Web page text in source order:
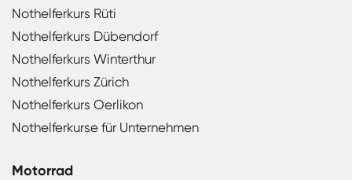
Nothelferkurs Rüti
Nothelferkurs Dübendorf
Nothelferkurs Winterthur
Nothelferkurs Zürich
Nothelferkurs Oerlikon
Nothelferkurse für Unternehmen
Motorrad